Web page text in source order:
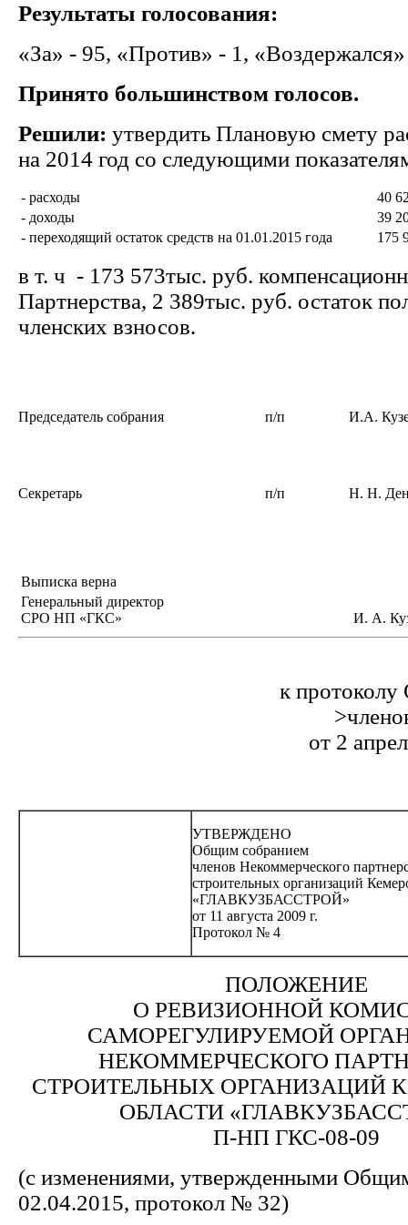
Результаты голосования:
«За» - 95, «Против» - 1, «Воздержался»
Принято большинством голосов.
Решили: утвердить Плановую смету
на 2014 год со следующими
- расходы
40
- доходы
39
- переходящий остаток средств на 01.01.2015 года
175
в т. ч - 173 573тыс. руб.
Партнерства, 2 389тыс. руб. остаток
членских взносов.
Председатель собрания п/п И.А.
Секретарь п/п Н. Н.
Выписка верна
Генеральный директор
СРО НП «ГКС»
И. А.
к
от 2
УТВЕРЖДЕНО
Общим собранием
членов Некоммерческого
строительных организаций
«ГЛАВКУЗБАССТРОЙ»
от 11 августа 2009 г.
Протокол № 4
ПОЛОЖЕНИЕ
О РЕВИЗИОННОЙ
САМОРЕГУЛИРУЕМОЙ
НЕКОММЕРЧЕСКОГО
СТРОИТЕЛЬНЫХ ОРГАНИЗАЦИЙ
ОБЛАСТИ
П-НП ГКС-08-09
(с изменениями, утвержденными
02.04.2015, протокол № 32)